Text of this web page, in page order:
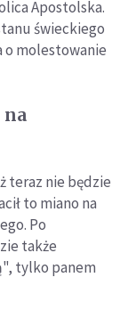
Apostolska.
świeckiego
o molestowanie
na
teraz nie będzie
to miano na
Po
także
tylko panem